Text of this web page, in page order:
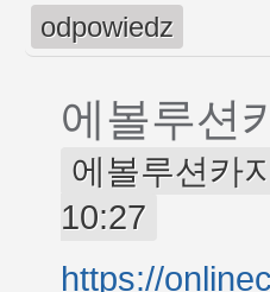
odpowiedz
에볼루션
에볼루션카
10:27
https://